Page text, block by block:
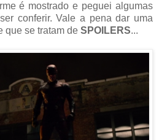
é mostrado e peguei algumas
conferir. Vale a pena dar uma
que se tratam de SPOILERS...